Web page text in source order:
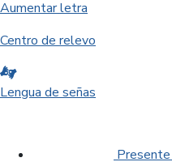
Aumentar letra
Centro de relevo
Lengua de señas